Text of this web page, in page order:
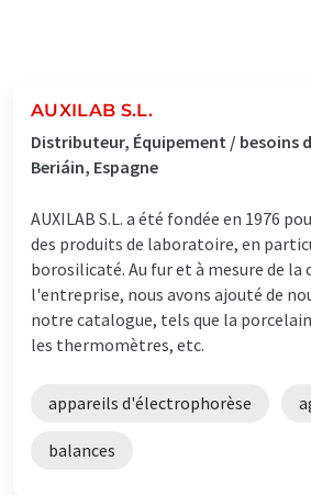
AUXILAB S.L.
Distributeur, Équipement / besoins
Beriáin, Espagne
AUXILAB S.L. a été fondée en 1976
des produits de laboratoire, en
borosilicaté. Au fur et à mesure de la
l'entreprise, nous avons ajouté de
notre catalogue, tels que la
les thermomètres, etc.
appareils d'électrophorèse
balances